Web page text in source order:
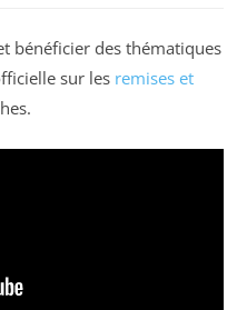
bénéficier des thématiques
sur les remises et